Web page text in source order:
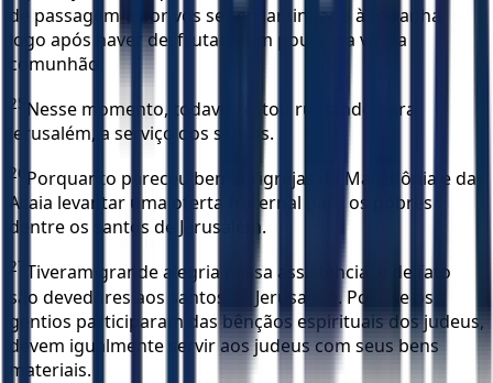
de passagem e por vós ser encaminhado à Espanha,
logo após haver desfrutado um pouco da vossa
comunhão.
25 Nesse momento, todavia, estou rumando para
Jerusalém, a serviço dos santos.
26 Porquanto pareceu bem às igrejas da Macedônia e da
Acaia levantar uma oferta fraternal para os pobres
dentre os santos de Jerusalém.
27 Tiveram grande alegria nessa assistência, e de fato
são devedores aos santos de Jerusalém. Pois, se os
gentios participaram das bênçãos espirituais dos judeus,
devem igualmente servir aos judeus com seus bens
materiais.